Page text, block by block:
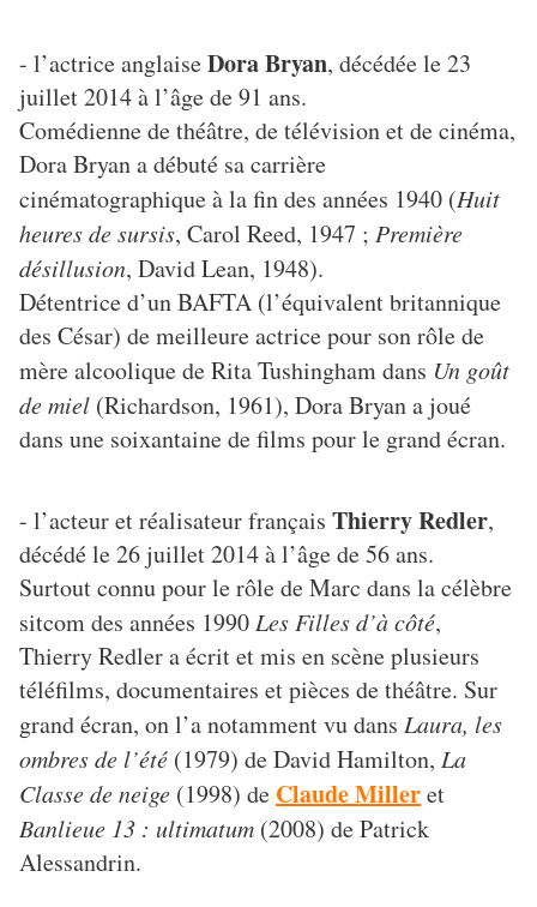
- l’actrice anglaiseDora Bryan, décédée le 23
juillet 2014 à l’âge de 91 ans.
Comédienne de théâtre, de télévision et de cinéma,
Dora Bryan a débuté sa carrière
cinématographique à la fin des années 1940 (Huit
heures de sursis, Carol Reed, 1947 ; Première
désillusion, David Lean, 1948).
Détentrice d’un BAFTA (l’équivalent britannique
des César) de meilleure actrice pour son rôle de
mère alcoolique de Rita Tushingham dans Un goût
de miel (Richardson, 1961), Dora Bryan a joué
dans une soixantaine de films pour le grand écran.
- l’acteur et réalisateur français Thierry Redler,
décédé le 26 juillet 2014 à l’âge de 56 ans.
Surtout connu pour le rôle de Marc dans la célèbre
sitcom des années 1990 Les Filles d’à côté,
Thierry Redler a écrit et mis en scène plusieurs
téléfilms, documentaires et pièces de théâtre. Sur
grand écran, on l’a notamment vu dans Laura, les
ombres de l’été (1979) de David Hamilton, La
Classe de neige (1998) de Claude Milleret
Banlieue 13 : ultimatum (2008) de Patrick
Alessandrin.